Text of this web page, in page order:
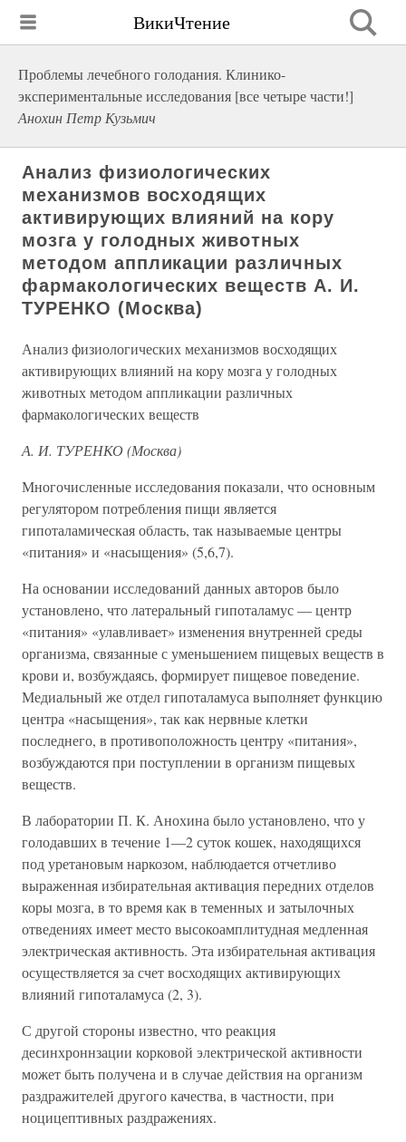
ВикиЧтение
Проблемы лечебного голодания. Клинико-
экспериментальные исследования [все четыре части!]
Анохин Петр Кузьмич
Анализ физиологических
механизмов восходящих
активирующих влияний на кору
мозга у голодных животных
методом аппликации различных
фармакологических веществ А. И.
ТУРЕНКО (Москва)
Анализ физиологических механизмов восходящих
активирующих влияний на кору мозга у голодных
животных методом аппликации различных
фармакологических веществ
А. И. ТУРЕНКО (Москва)
Многочисленные исследования показали, что основным
регулятором потребления пищи является
гипоталамическая область, так называемые центры
«питания» и «насыщения» (5,6,7).
На основании исследований данных авторов было
установлено, что латеральный гипоталамус — центр
«питания» «улавливает» изменения внутренней среды
организма, связанные с уменьшением пищевых веществ в
крови и, возбуждаясь, формирует пищевое поведение.
Медиальный же отдел гипоталамуса выполняет функцию
центра «насыщения», так как нервные клетки
последнего, в противоположность центру «питания»,
возбуждаются при поступлении в организм пищевых
веществ.
В лаборатории П. К. Анохина было установлено, что у
голодавших в течение 1—2 суток кошек, находящихся
под уретановым наркозом, наблюдается отчетливо
выраженная избирательная активация передних отделов
коры мозга, в то время как в теменных и затылочных
отведениях имеет место высокоамплитудная медленная
электрическая активность. Эта избирательная активация
осуществляется за счет восходящих активирующих
влияний гипоталамуса (2, 3).
С другой стороны известно, что реакция
десинхроннзации корковой электрической активности
может быть получена и в случае действия на организм
раздражителей другого качества, в частности, при
ноцицептивных раздражениях.